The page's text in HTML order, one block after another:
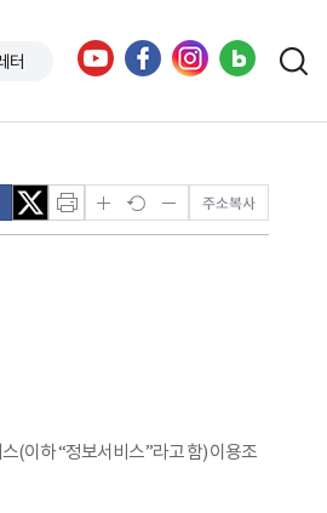
터
(이하 “정보서비스”라고 함) 이용조